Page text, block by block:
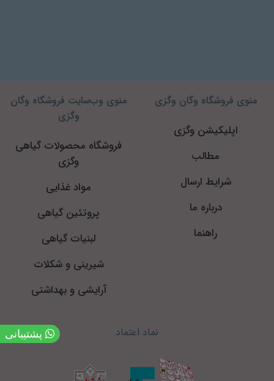
منوی فروشگاه وگان وگزی
اپلیکیشن وگزی
مطالب
شرایط ارسال
درباره ما
راهنما
منوی وب‌سایت فروشگاه وگان
وگزی
فروشگاه محصولات گیاهی
وگزی
مواد غذایی
پروتئین گیاهی
لبنیات گیاهی
شیرینی و شکلات
آرایشی و بهداشتی
نماد اعتماد پشتیبانی